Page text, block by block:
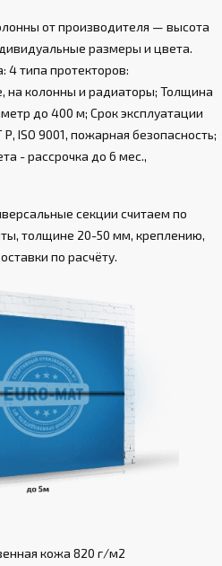
от производителя — высота
размеры и цвета.
4 типа протекторов:
на колонны и радиаторы; Толщина
до 400 м; Срок эксплуатации
ISO 9001, пожарная безопасность;
- рассрочка до 6 мес.,
секции считаем по
толщине 20-50 мм, креплению,
по расчёту.
кожа 820 г/м2